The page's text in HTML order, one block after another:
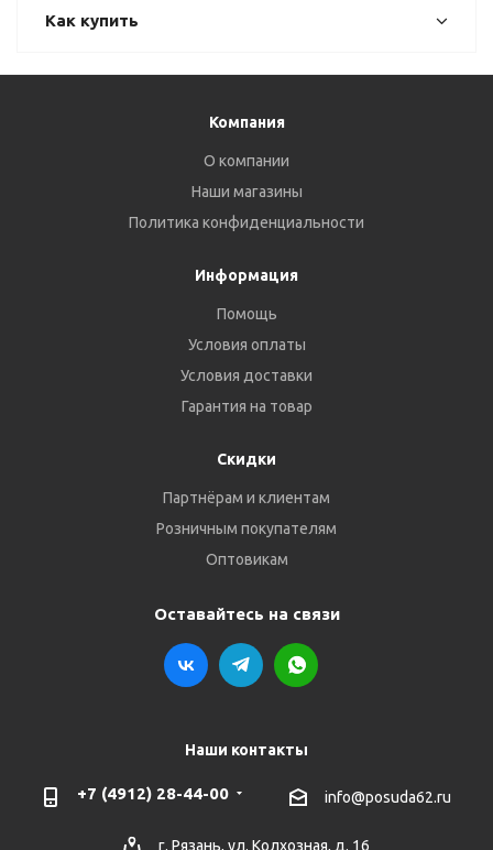
Как купить
Компания
О компании
Наши магазины
Политика конфиденциальности
Информация
Помощь
Условия оплаты
Условия доставки
Гарантия на товар
Скидки
Партнёрам и клиентам
Розничным покупателям
Оптовикам
Оставайтесь на связи
Наши контакты
+7 (4912) 28-44-00 info@posuda62.ru
г. Рязань, ул. Колхозная, д. 16